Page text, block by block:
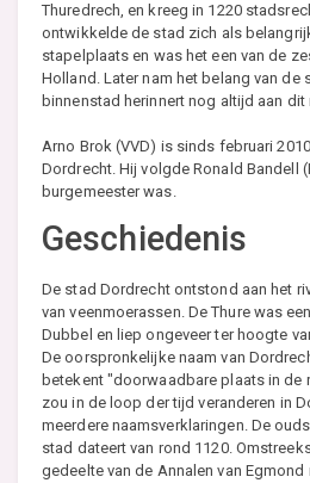
Thuredrech, en kreeg in 1220
ontwikkelde de stad zich als
stapelplaats en was het een van de
Holland. Later nam het belang van de
binnenstad herinnert nog altijd aan dit
Arno Brok (VVD) is sinds februari
Dordrecht. Hij volgde Ronald Bandell
burgemeester was.
Geschiedenis
De stad Dordrecht ontstond aan het
van veenmoerassen. De Thure was
Dubbel en liep ongeveer ter hoogte
De oorspronkelijke naam van
betekent "doorwaadbare plaats in de
zou in de loop der tijd veranderen in
meerdere naamsverklaringen. De
stad dateert van rond 1120.
gedeelte van de Annalen van